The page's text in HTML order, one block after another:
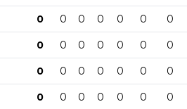
0 0 0 0 0 0 0
0 0 0 0 0 0 0
0 0 0 0 0 0 0
0 0 0 0 0 0 0